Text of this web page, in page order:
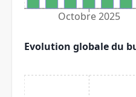
Octobre 2025
Evolution globale du